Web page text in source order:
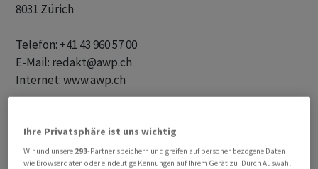
8031 Zürich
Telefon: +41 43 960 57 00
E-Mail: redakt@awp.ch
Internet: www.awp.ch
Alle angegebenen Zeiten beziehen sich auf MESZ.
Ihre Privatsphäre ist uns wichtig
Wir und unsere 293-Partner speichern und greifen auf personenbezogene Daten
wie Browserdaten oder eindeutige Kennungen auf Ihrem Gerät zu. Durch Auswahl